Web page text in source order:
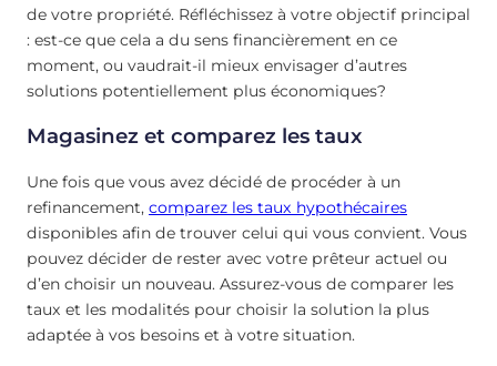
de votre propriété. Réfléchissez à votre objectif principal
: est-ce que cela a du sens financièrement en ce
moment, ou vaudrait-il mieux envisager d’autres
solutions potentiellement plus économiques?
Magasinez et comparez les taux
Une fois que vous avez décidé de procéder à un
refinancement, comparez les taux hypothécaires
disponibles afin de trouver celui qui vous convient. Vous
pouvez décider de rester avec votre prêteur actuel ou
d’en choisir un nouveau. Assurez-vous de comparer les
taux et les modalités pour choisir la solution la plus
adaptée à vos besoins et à votre situation.